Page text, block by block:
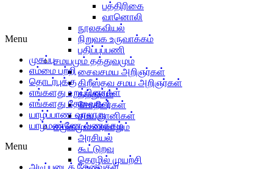
பத்திரிகை
வானொலி
நூலகவியல்
நிறுவக உருவாக்கம்
பதிப்புப்பணி
சமயமும் தத்துவமும்
சைவசமய அறிஞர்கள்
கிறீஸ்தவ சமய அறிஞர்கள்
தத்துவம்
சோதிடர்கள்
சமயஞானிகள்
சமூகமும் வரலாறும்
அரசியல்
கூட்டுறவு
தொழில் முயற்சி
Menu
முகப்பு
எம்மை பற்றி
தொடர்புக்கு
எங்களது உறுப்பினர்கள்
எங்களது தேவைகள்
யாழ்ப்பாண வரலாறு
யாழ்மண்ணே வணக்கம்
Menu
அடிப்படைத் தேவைகள்